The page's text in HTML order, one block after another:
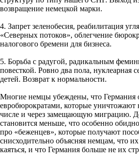
возвращение немецкой марки.
4. Запрет зеленобесия, реабилитация
«Северных потоков», облегчение
налогового бремени для бизнеса.
5. Борьба с радугой, радикальным
повесткой. Ровно два пола, нуклеарная
детей. Возврат к нормальности.
Многие немцы убеждены, что Германия
евробюрократами, которые уничтожают
числе и через замещающую миграцию.
становится меньше, что особенно
про «беженцев», которые получают
снисходительно объясняя немцам, что
каяться, и что Германия больше не их